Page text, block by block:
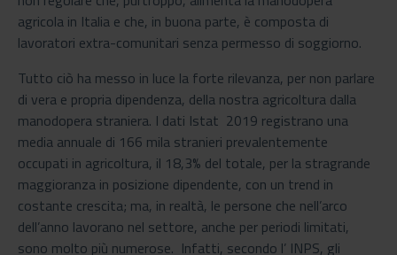
agricola in Italia e che, in buona parte, è composta di
lavoratori extra-comunitari senza permesso di soggiorno.
Tutto ciò ha messo in luce la forte rilevanza, per non parlare
di vera e propria dipendenza, della nostra agricoltura dalla
manodopera straniera. I dati Istat 2019 registrano una
media annuale di 166 mila stranieri prevalentemente
occupati in agricoltura, il 18,3% del totale, per la stragrande
maggioranza in posizione dipendente, con un trend in
costante crescita; ma, in realtà, le persone che nell’arco
dell’anno lavorano nel settore, anche per periodi limitati,
sono molto più numerose. Infatti, secondo l’ INPS, gli